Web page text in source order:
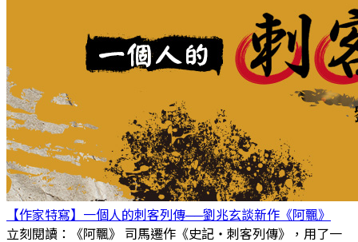
【作家特寫】一個人的刺客列傳──劉兆玄談新作《阿飄》
立刻閱讀：《阿飄》 司馬遷作《史記‧刺客列傳》，用了一